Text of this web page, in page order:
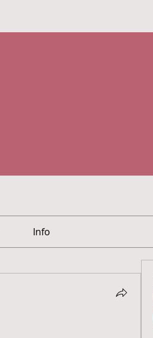
Info